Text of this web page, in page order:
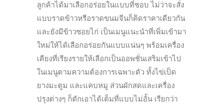
ลูกค้าได้มาเลือกอร่อยในแบบที่ชอบ ไม่ว่าจะสั่ง
แบบราดข้าวหรือราดขนมจีนก็คิดราคาเดียวกัน
และยังมีข้าวซอยไก่ เป็นเมนูแนะนำที่เพิ่มเข้ามา
ใหม่ให้ได้เลือกอร่อยกันแบบแน่นๆ พร้อมเครื่อง
เคียงที่เรียงรายให้เลือกเป็นออพชั่นเสริมเข้าไป
ในเมนูตามความต้องการเฉพาะตัว ทั้งไข่เป็ด
ยางมะตูม และแคบหมู ส่วนผักสดและเครื่อง
ปรุงต่างๆ ก็ตักเอาได้เต็มที่แบบไม่อั้น เรียกว่า